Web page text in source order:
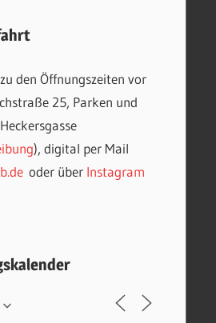
den Öffnungszeiten vor
25, Parken und
), digital per Mail
oder über Instagram